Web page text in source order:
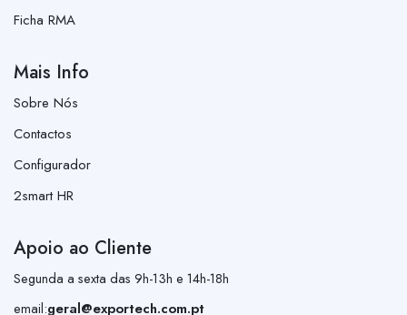
Ficha RMA
Mais Info
Sobre Nós
Contactos
Configurador
2smart HR
Apoio ao Cliente
Segunda a sexta das 9h-13h e 14h-18h
email:geral@exportech.com.pt